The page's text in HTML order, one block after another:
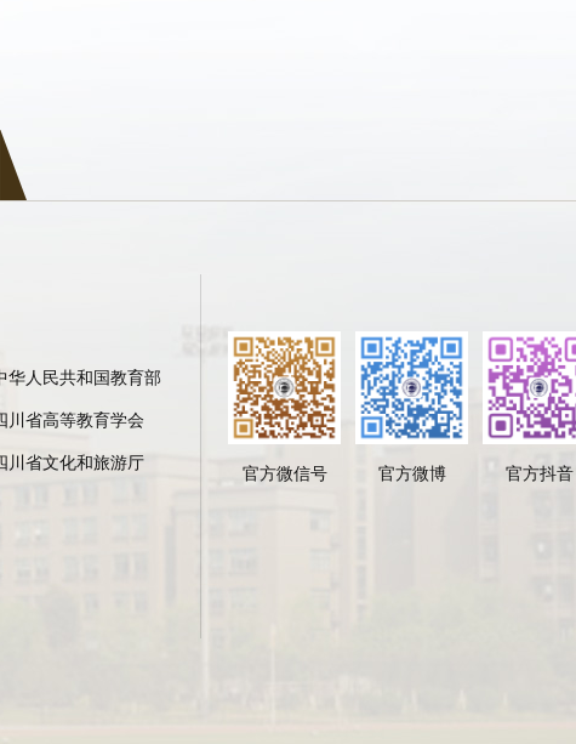
华人民共和国教育部
川省高等教育学会
川省文化和旅游厅
官方微信号 官方微博 官方抖音